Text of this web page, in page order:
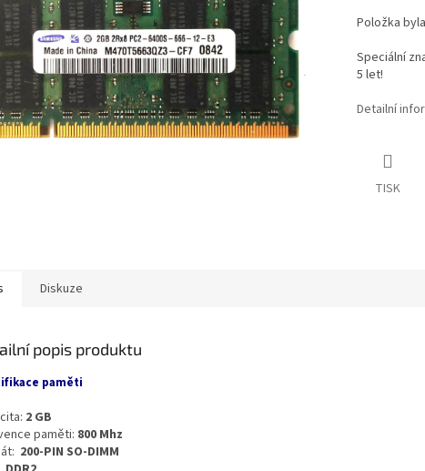
hvězdiček.
Položka
Speciální
5 let!
Detailní
TISK
Diskuze
popis produktu
paměti
2 GB
paměti: 800 Mhz
200-PIN SO-DIMM